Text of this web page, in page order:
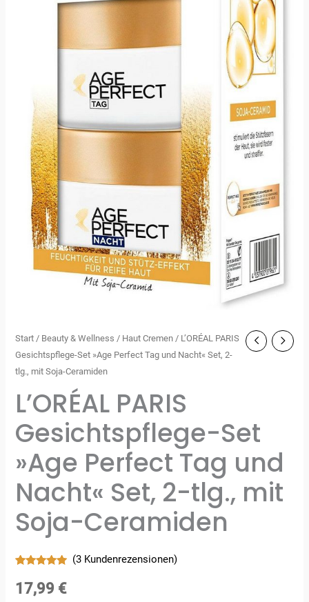
Start / Beauty & Wellness / Haut Cremen / L’ORÉAL PARIS
Gesichtspflege-Set »Age Perfect Tag und Nacht« Set, 2-
tlg., mit Soja-Ceramiden
L’ORÉAL PARIS
Gesichtspflege-Set
»Age Perfect Tag und
Nacht« Set, 2-tlg., mit
Soja-Ceramiden
mit5.00
von 5,
(3 Kundenrezensionen)
17,99 €